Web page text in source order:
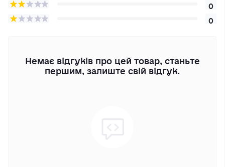
0
0
Немає відгуків про цей товар, станьте
першим, залиште свій відгук.